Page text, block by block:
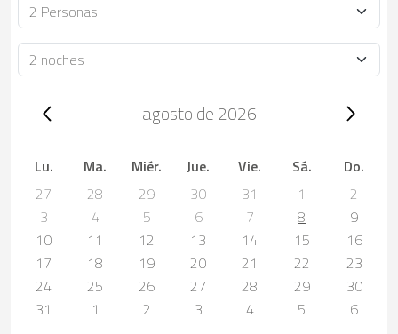
Ocupación
Duración
Trip dates, agosto de 2026
agosto de 2026
Lu. Ma. Miér. Jue. Vie. Sá.
Do.
27
28 29 30 31 1
2
3
4 5 6 7 8
9
10
11 12 13 14 15
16
17
18 19 20 21 22
23
24
25 26 27 28 29
30
31
1 2 3 4 5
6